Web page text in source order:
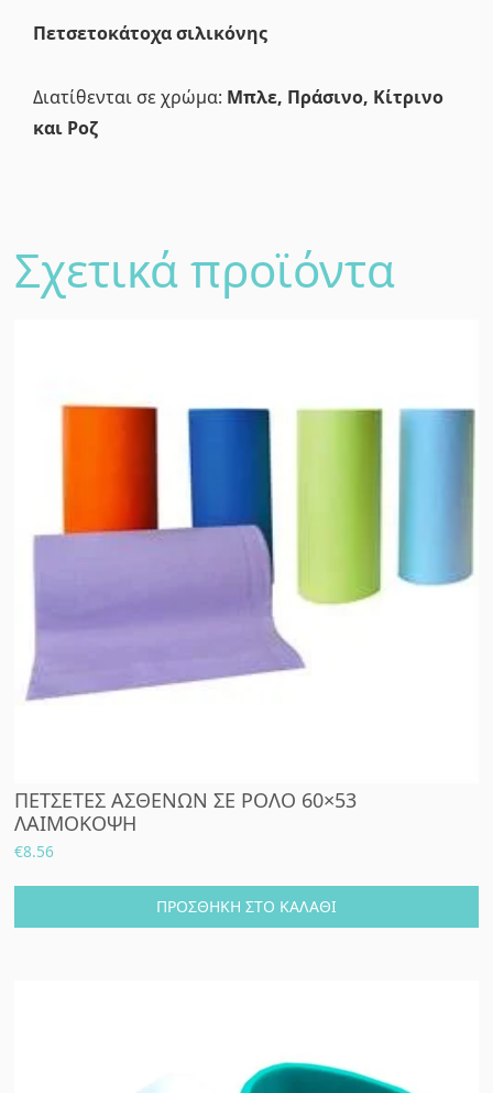
Πετσετοκάτοχα σιλικόνης
Διατίθενται σε χρώμα: Μπλε, Πράσινο, Κίτρινο
και Ροζ
Σχετικά προϊόντα
ΠΕΤΣΕΤΕΣ ΑΣΘΕΝΩΝ ΣΕ ΡΟΛΟ 60×53
ΛΑΙΜΟΚΟΨΗ
€8.56
ΠΡΟΣΘΉΚΗ ΣΤΟ ΚΑΛΆΘΙ